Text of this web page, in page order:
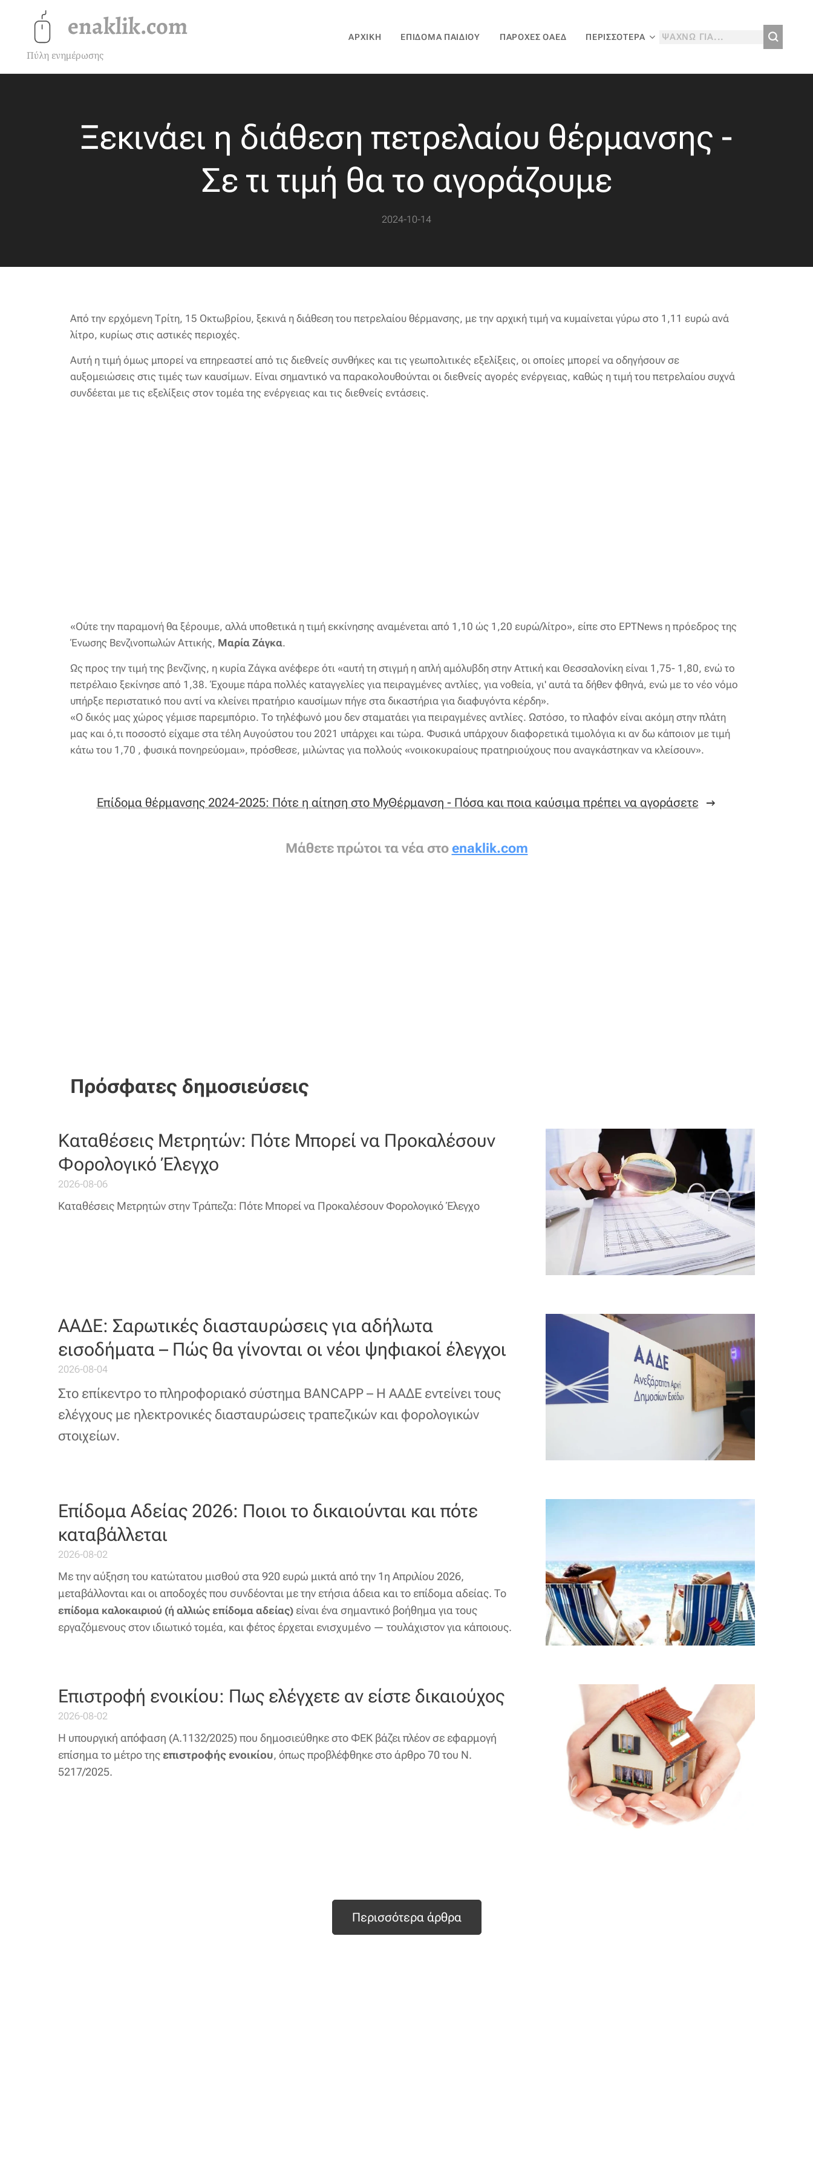
enaklik.com
Πύλη ενημέρωσης
ΑΡΧΙΚΉ ΕΠΊΔΟΜΑ ΠΑΙΔΙΟΎ ΠΑΡΟΧΈΣ ΟΑΕΔ ΠΕΡΙΣΣΌΤΕΡΑ
Ξεκινάει η διάθεση πετρελαίου θέρμανσης -
Σε τι τιμή θα το αγοράζουμε
2024-10-14
Από την ερχόμενη Τρίτη, 15 Οκτωβρίου, ξεκινά η διάθεση του πετρελαίου θέρμανσης, με την αρχική τιμή να κυμαίνεται γύρω στο 1,11 ευρώ ανά
λίτρο, κυρίως στις αστικές περιοχές.
Αυτή η τιμή όμως μπορεί να επηρεαστεί από τις διεθνείς συνθήκες και τις γεωπολιτικές εξελίξεις, οι οποίες μπορεί να οδηγήσουν σε
αυξομειώσεις στις τιμές των καυσίμων. Είναι σημαντικό να παρακολουθούνται οι διεθνείς αγορές ενέργειας, καθώς η τιμή του πετρελαίου συχνά
συνδέεται με τις εξελίξεις στον τομέα της ενέργειας και τις διεθνείς εντάσεις.
«Ούτε την παραμονή θα ξέρουμε, αλλά υποθετικά η τιμή εκκίνησης αναμένεται από 1,10 ώς 1,20 ευρώ/λίτρο», είπε στο ΕΡΤΝews η πρόεδρος της
Ένωσης Βενζινοπωλών Αττικής, Μαρία Ζάγκα.
Ως προς την τιμή της βενζίνης, η κυρία Ζάγκα ανέφερε ότι «αυτή τη στιγμή η απλή αμόλυβδη στην Αττική και Θεσσαλονίκη είναι 1,75- 1,80, ενώ το
πετρέλαιο ξεκίνησε από 1,38. Έχουμε πάρα πολλές καταγγελίες για πειραγμένες αντλίες, για νοθεία, γι' αυτά τα δήθεν φθηνά, ενώ με το νέο νόμο
υπήρξε περιστατικό που αντί να κλείνει πρατήριο καυσίμων πήγε στα δικαστήρια για διαφυγόντα κέρδη».
«Ο δικός μας χώρος γέμισε παρεμπόριο. Το τηλέφωνό μου δεν σταματάει για πειραγμένες αντλίες. Ωστόσο, το πλαφόν είναι ακόμη στην πλάτη
μας και ό,τι ποσοστό είχαμε στα τέλη Αυγούστου του 2021 υπάρχει και τώρα. Φυσικά υπάρχουν διαφορετικά τιμολόγια κι αν δω κάποιον με τιμή
κάτω του 1,70 , φυσικά πονηρεύομαι», πρόσθεσε, μιλώντας για πολλούς «νοικοκυραίους πρατηριούχους που αναγκάστηκαν να κλείσουν».
Επίδομα θέρμανσης 2024-2025: Πότε η αίτηση στο MyΘέρμανση - Πόσα και ποια καύσιμα πρέπει να αγοράσετε
Μάθετε πρώτοι τα νέα στο enaklik.com
Πρόσφατες δημοσιεύσεις
Καταθέσεις Μετρητών: Πότε Μπορεί να Προκαλέσουν
Φορολογικό Έλεγχο
2026-08-06
Καταθέσεις Μετρητών στην Τράπεζα: Πότε Μπορεί να Προκαλέσουν Φορολογικό Έλεγχο
ΑΑΔΕ: Σαρωτικές διασταυρώσεις για αδήλωτα
εισοδήματα – Πώς θα γίνονται οι νέοι ψηφιακοί έλεγχοι
2026-08-04
Στο επίκεντρο το πληροφοριακό σύστημα BANCAPP – Η ΑΑΔΕ εντείνει τους
ελέγχους με ηλεκτρονικές διασταυρώσεις τραπεζικών και φορολογικών
στοιχείων.
Επίδομα Αδείας 2026: Ποιοι το δικαιούνται και πότε
καταβάλλεται
2026-08-02
Με την αύξηση του κατώτατου μισθού στα 920 ευρώ μικτά από την 1η Απριλίου 2026,
μεταβάλλονται και οι αποδοχές που συνδέονται με την ετήσια άδεια και το επίδομα αδείας. Το
επίδομα καλοκαιριού (ή αλλιώς επίδομα αδείας) είναι ένα σημαντικό βοήθημα για τους
εργαζόμενους στον ιδιωτικό τομέα, και φέτος έρχεται ενισχυμένο — τουλάχιστον για κάποιους.
Επιστροφή ενοικίου: Πως ελέγχετε αν είστε δικαιούχος
2026-08-02
Η υπουργική απόφαση (Α.1132/2025) που δημοσιεύθηκε στο ΦΕΚ βάζει πλέον σε εφαρμογή
επίσημα το μέτρο τηςεπιστροφής ενοικίου, όπως προβλέφθηκε στο άρθρο 70 του Ν.
5217/2025.
Περισσότερα άρθρα